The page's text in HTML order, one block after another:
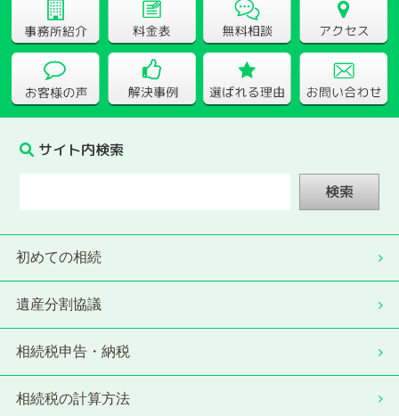
サイト内検索
検索
初めての相続
遺産分割協議
相続税申告・納税
相続税の計算方法